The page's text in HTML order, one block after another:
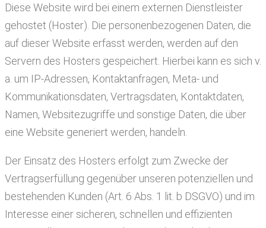
Diese Website wird bei einem externen Dienstleister
gehostet (Hoster). Die personenbezogenen Daten, die
auf dieser Website erfasst werden, werden auf den
Servern des Hosters gespeichert. Hierbei kann es sich v.
a. um IP-Adressen, Kontaktanfragen, Meta- und
Kommunikationsdaten, Vertragsdaten, Kontaktdaten,
Namen, Websitezugriffe und sonstige Daten, die über
eine Website generiert werden, handeln.
Der Einsatz des Hosters erfolgt zum Zwecke der
Vertragserfüllung gegenüber unseren potenziellen und
bestehenden Kunden (Art. 6 Abs. 1 lit. b DSGVO) und im
Interesse einer sicheren, schnellen und effizienten